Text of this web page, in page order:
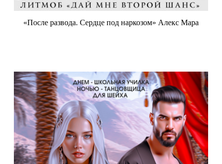
«После развода. Сердце под наркозом» Алекс Мара